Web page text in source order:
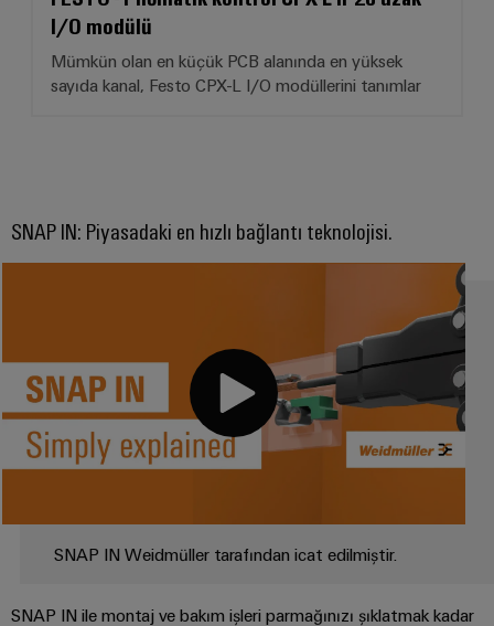
I/O modülü
Mümkün olan en küçük PCB alanında en yüksek
sayıda kanal, Festo CPX-L I/O modüllerini tanımlar
SNAP IN: Piyasadaki en hızlı bağlantı teknolojisi.
SNAP IN Weidmüller tarafından icat edilmiştir.
SNAP IN ile montaj ve bakım işleri parmağınızı şıklatmak kadar